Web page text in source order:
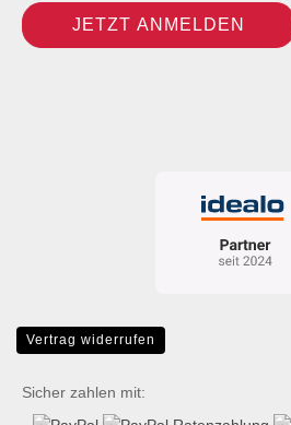
Vertrag widerrufen
Sicher zahlen mit: